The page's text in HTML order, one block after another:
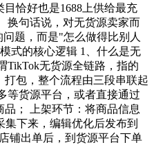
恰好也是1688上供给最充
换句话说，对无货源卖家而
题，而是"怎么做得比别人
式的核心逻辑 1、什么是无
TikTok无货源全链路，指的
包，整个流程由三段串联起
等货源平台，或者直接通过
； 上架环节：将商品信息
集下来，编辑优化后发布到
铺出单后，到货源平台下单